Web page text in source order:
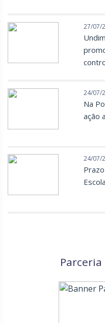
27/07/
24/07/
Na
ação
24/07/